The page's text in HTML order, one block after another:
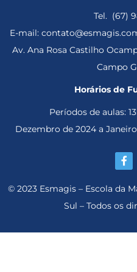
Tel. (67)
E-mail:
Av. Ana Rosa Castilho
Campo
Horários de
Períodos de aulas:
Dezembro de 2024 a Janeiro
© 2023 Esmagis – Escola da
Sul – Todos os